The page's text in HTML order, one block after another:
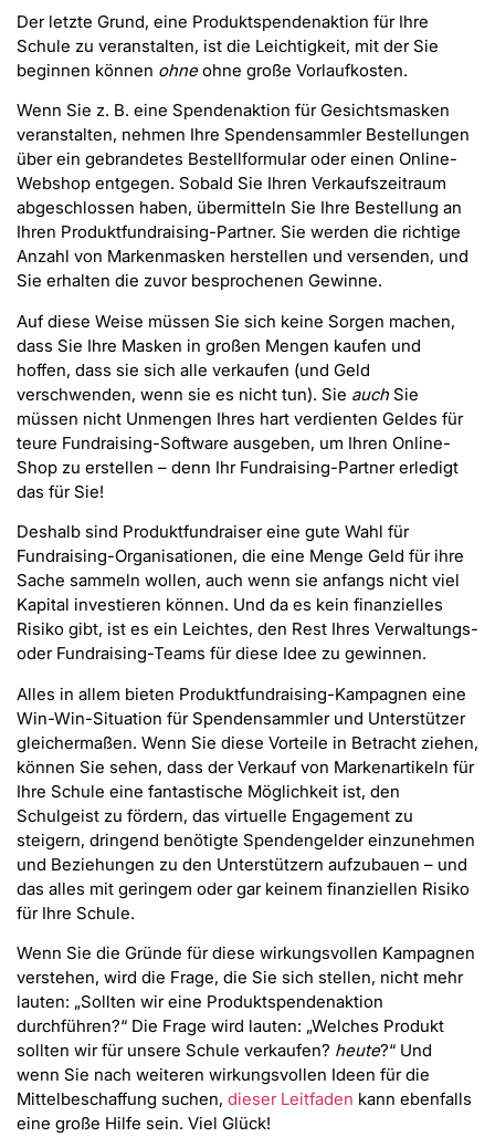
Der letzte Grund, eine Produktspendenaktion für Ihre
Schule zu veranstalten, ist die Leichtigkeit, mit der Sie
beginnen können ohneohne große Vorlaufkosten.
Wenn Sie z. B. eine Spendenaktion für Gesichtsmasken
veranstalten, nehmen Ihre Spendensammler Bestellungen
über ein gebrandetes Bestellformular oder einen Online-
Webshop entgegen. Sobald Sie Ihren Verkaufszeitraum
abgeschlossen haben, übermitteln Sie Ihre Bestellung an
Ihren Produktfundraising-Partner. Sie werden die richtige
Anzahl von Markenmasken herstellen und versenden, und
Sie erhalten die zuvor besprochenen Gewinne.
Auf diese Weise müssen Sie sich keine Sorgen machen,
dass Sie Ihre Masken in großen Mengen kaufen und
hoffen, dass sie sich alle verkaufen (und Geld
verschwenden, wenn sie es nicht tun). Sie auch Sie
müssen nicht Unmengen Ihres hart verdienten Geldes für
teure Fundraising-Software ausgeben, um Ihren Online-
Shop zu erstellen – denn Ihr Fundraising-Partner erledigt
das für Sie!
Deshalb sind Produktfundraiser eine gute Wahl für
Fundraising-Organisationen, die eine Menge Geld für ihre
Sache sammeln wollen, auch wenn sie anfangs nicht viel
Kapital investieren können. Und da es kein finanzielles
Risiko gibt, ist es ein Leichtes, den Rest Ihres Verwaltungs-
oder Fundraising-Teams für diese Idee zu gewinnen.
Alles in allem bieten Produktfundraising-Kampagnen eine
Win-Win-Situation für Spendensammler und Unterstützer
gleichermaßen. Wenn Sie diese Vorteile in Betracht ziehen,
können Sie sehen, dass der Verkauf von Markenartikeln für
Ihre Schule eine fantastische Möglichkeit ist, den
Schulgeist zu fördern, das virtuelle Engagement zu
steigern, dringend benötigte Spendengelder einzunehmen
und Beziehungen zu den Unterstützern aufzubauen – und
das alles mit geringem oder gar keinem finanziellen Risiko
für Ihre Schule.
Wenn Sie die Gründe für diese wirkungsvollen Kampagnen
verstehen, wird die Frage, die Sie sich stellen, nicht mehr
lauten: „Sollten wir eine Produktspendenaktion
durchführen?“ Die Frage wird lauten: „Welches Produkt
sollten wir für unsere Schule verkaufen? heute?“ Und
wenn Sie nach weiteren wirkungsvollen Ideen für die
Mittelbeschaffung suchen, dieser Leitfaden kann ebenfalls
eine große Hilfe sein. Viel Glück!